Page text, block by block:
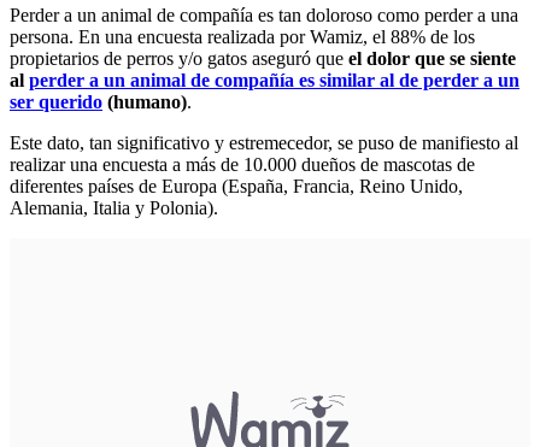
Perder a un animal de compañía es tan doloroso como perder a una
persona. En una encuesta realizada por Wamiz, el 88% de los
propietarios de perros y/o gatos aseguró que el dolor que se siente
al perder a un animal de compañía es similar al de perder a un
ser querido (humano).
Este dato, tan significativo y estremecedor, se puso de manifiesto al
realizar una encuesta a más de 10.000 dueños de mascotas de
diferentes países de Europa (España, Francia, Reino Unido,
Alemania, Italia y Polonia).